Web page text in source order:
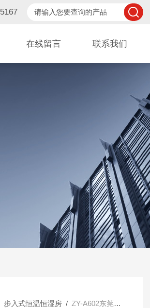
在线留言 联系我们
步入式恒温恒湿房/ ZY-A602东莞中谊 步入式恒温恒湿房